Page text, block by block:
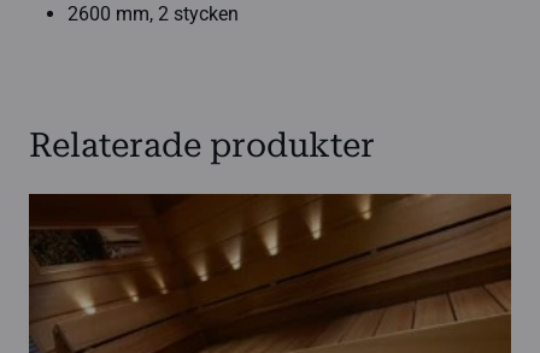
2600 mm, 2 stycken
Relaterade produkter